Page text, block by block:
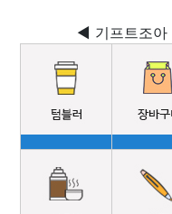
◀ 기프트조아